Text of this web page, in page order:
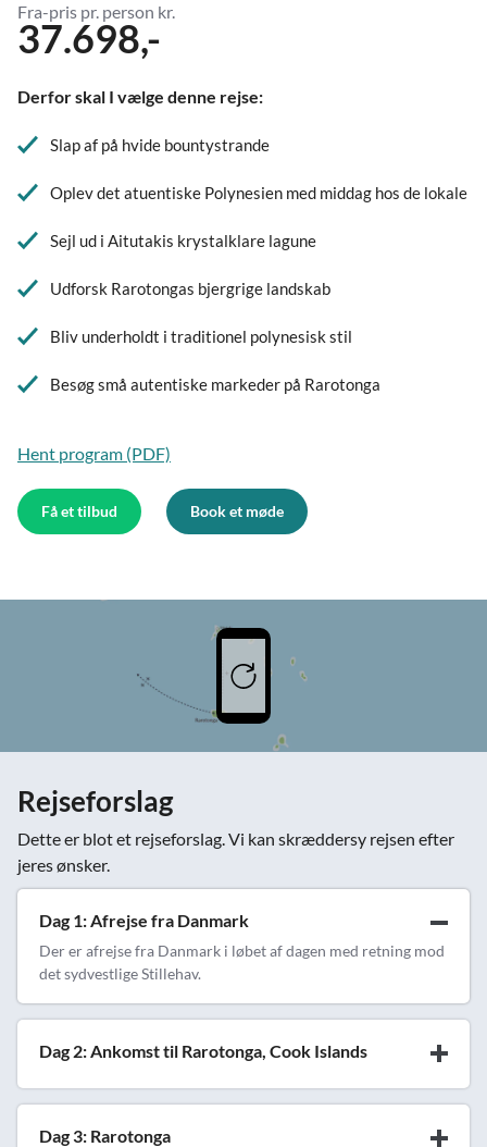
Fra-pris pr. person kr.
37.698,-
Derfor skal I vælge denne rejse:
Slap af på hvide bountystrande
Oplev det atuentiske Polynesien med middag hos de lokale
Sejl ud i Aitutakis krystalklare lagune
Udforsk Rarotongas bjergrige landskab
Bliv underholdt i traditionel polynesisk stil
Besøg små autentiske markeder på Rarotonga
Hent program (PDF)
Få et tilbud Book et møde
Rejseforslag
Dette er blot et rejseforslag. Vi kan skræddersy rejsen efter
jeres ønsker.
Dag 1: Afrejse fra Danmark
Der er afrejse fra Danmark i løbet af dagen med retning mod
det sydvestlige Stillehav.
Dag 2: Ankomst til Rarotonga, Cook Islands
Dag 3: Rarotonga